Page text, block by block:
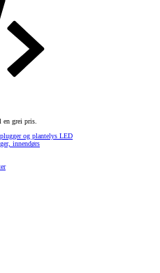
grei pris.
og plantelys LED
innendørs